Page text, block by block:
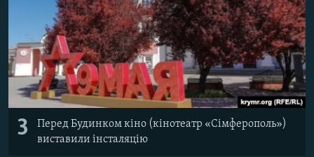
3
Перед Будинком кіно (кінотеатр «Сімферополь»)
виставили інсталяцію